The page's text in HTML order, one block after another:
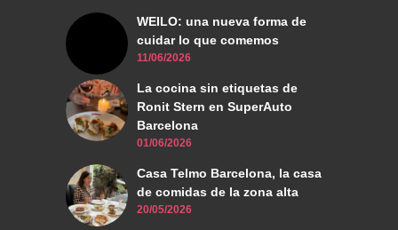
WEILO: una nueva forma de
cuidar lo que comemos
11/06/2026
La cocina sin etiquetas de
Ronit Stern en SuperAuto
Barcelona
01/06/2026
Casa Telmo Barcelona, la casa
de comidas de la zona alta
20/05/2026